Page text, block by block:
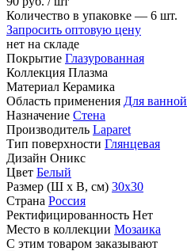
Количество в упаковке — 6 шт.
Запросить оптовую цену
нет на складе
Покрытие Глазурованная
Коллекция Плазма
Материал Керамика
Область применения Для ванной
Назначение Стена
Производитель Laparet
Тип поверхности Глянцевая
Дизайн Оникс
Цвет Белый
Размер (Ш х В, см) 30х30
Страна Россия
Ректифицированность Нет
Место в коллекции Мозаика
С этим товаром заказывают